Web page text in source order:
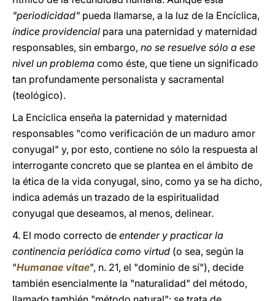
"periodicidad" pueda llamarse, a la luz de la Encíclica,
índice providencial para una paternidad y maternidad
responsables, sin embargo, no se resuelve sólo a ese
nivel un problema como éste, que tiene un significado
tan profundamente personalista y sacramental
(teológico).
La Encíclica enseña la paternidad y maternidad
responsables "como verificación de un maduro amor
conyugal" y, por esto, contiene no sólo la respuesta al
interrogante concreto que se plantea en el ámbito de
la ética de la vida conyugal, sino, como ya se ha dicho,
indica además un trazado de la espiritualidad
conyugal que deseamos, al menos, delinear.
4. El modo correcto de entender y practicar la
continencia periódica como virtud (o sea, según la
"Humanae vitae", n. 21, el "dominio de sí"), decide
también esencialmente la "naturalidad" del método,